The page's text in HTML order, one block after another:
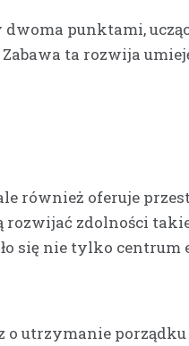
punktami, ucząc
ta rozwija
również oferuje
zdolności
się nie tylko centrum
o utrzymanie